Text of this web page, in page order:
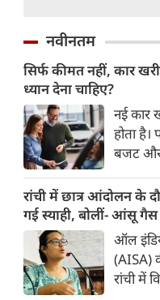
नवीनतम
सिर्फ कीमत नहीं, कार
ध्यान देना चाहिए?
नई कार
होता
बजट और
ध्यान
खरीदते
देना
रांची में छात्र आंदोलन के
गई स्याही, बोलीं- आंसू
इससे भी नहीं डरेंगे ऑल
(AISA)
रांची में